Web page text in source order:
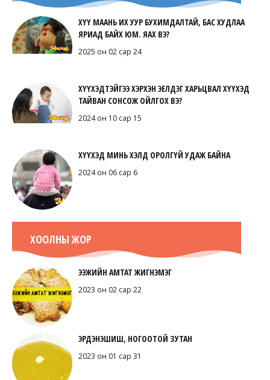
ХҮҮ МААНЬ ИХ УУР БУХИМДАЛТАЙ, БАС ХУДЛАА
ЯРИАД БАЙХ ЮМ. ЯАХ ВЭ?
2025 он 02 сар 24
ХҮҮХЭДТЭЙГЭЭ ХЭРХЭН ЭЕЛДЭГ ХАРЬЦВАЛ ХҮҮХЭД
ТАЙВАН СОНСОЖ ОЙЛГОХ ВЭ?
2024 он 10 сар 15
ХҮҮХЭД МИНЬ ХЭЛД ОРОЛГҮЙ УДАЖ БАЙНА
2024 он 06 сар 6
ХООЛНЫ ЖОР
ЭЭЖИЙН АМТАТ ЖИГНЭМЭГ
2023 он 02 сар 22
ЭРДЭНЭШИШ, НОГООТОЙ ЗУТАН
2023 он 01 сар 31